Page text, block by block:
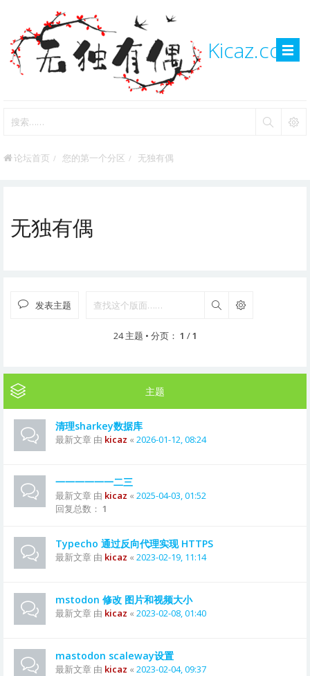
Kicaz.com
论坛首页 您的第一个分区 无独有偶
无独有偶
发表主题 搜索
24 主题 • 分页： 1 /1
主题
清理sharkey数据库
最新文章 由 kicaz « 2026-01-12, 08:24
一一一一一一二三
最新文章 由 kicaz « 2025-04-03, 01:52
回复总数： 1
Typecho 通过反向代理实现 HTTPS
最新文章 由 kicaz « 2023-02-19, 11:14
mstodon 修改 图片和视频大小
最新文章 由 kicaz « 2023-02-08, 01:40
mastodon scaleway设置
最新文章 由 kicaz « 2023-02-04, 09:37